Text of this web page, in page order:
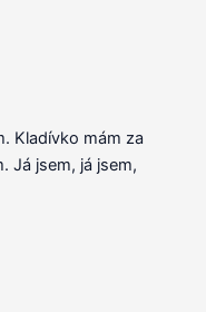
Kladívko mám za
Já jsem, já jsem,